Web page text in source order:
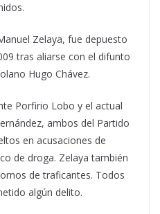
Zelaya, fue depuesto
tras aliarse con el difunto
Hugo Chávez.
Porfirio Lobo y el actual
ambos del Partido
en acusaciones de
de droga. Zelaya también
de traficantes. Todos
algún delito.